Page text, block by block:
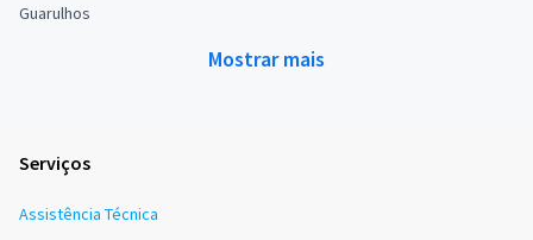
Guarulhos
Mostrar mais
Serviços
Assistência Técnica